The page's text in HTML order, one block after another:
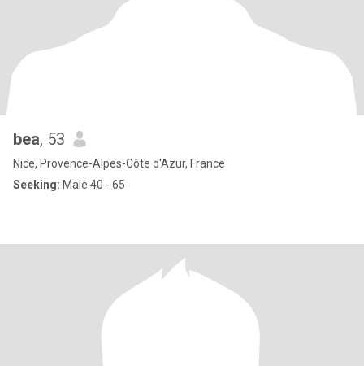
bea, 53
Nice, Provence-Alpes-Côte d'Azur, France
Seeking: Male 40 - 65